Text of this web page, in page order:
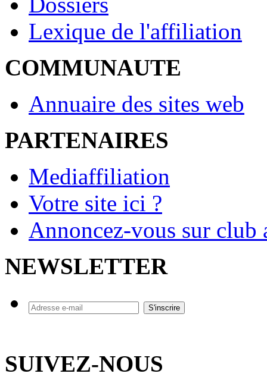
Lexique de l'affiliation
COMMUNAUTE
Annuaire des sites web
PARTENAIRES
Mediaffiliation
Votre site ici ?
Annoncez-vous sur
NEWSLETTER
SUIVEZ-NOUS